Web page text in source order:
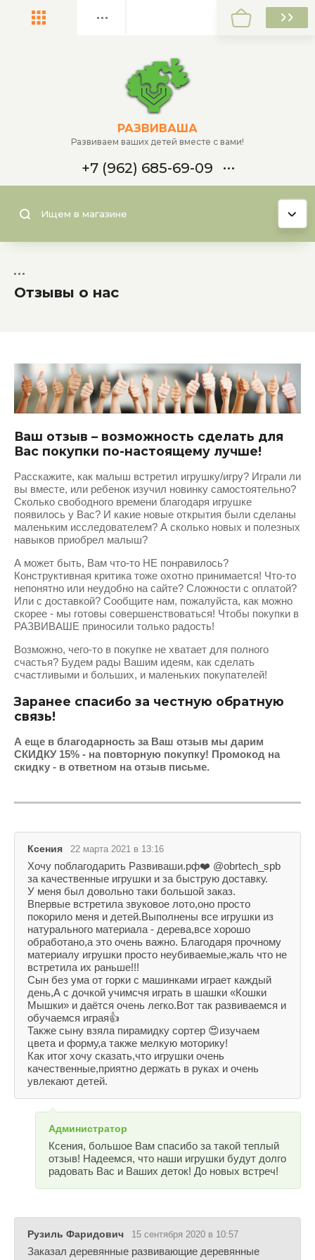
Назад
Сенсорные материалы
Умные панели
Классификаторы и сортеры
Шнуровки
Интошка
Развивающие пособия
Раннее развитие
Оплата
РАЗВИВАША
Развиваем ваших детей вместе с вами!
+7 (962) 685-69-09
+7 (962) 685-69-09
Цена (руб.):
Название:
Текст:
Выберите...
Производитель:
Результатов на странице:
20
Найти
Отзывы о нас
Ваш отзыв – возможность сделать для
Вас покупки по-настоящему лучше!
Расскажите, как малыш встретил игрушку/игру? Играли ли
вы вместе, или ребенок изучил новинку самостоятельно?
Сколько свободного времени благодаря игрушке
появилось у Вас? И какие новые открытия были сделаны
маленьким исследователем? А сколько новых и полезных
навыков приобрел малыш?
А может быть, Вам что-то НЕ понравилось?
Конструктивная критика тоже охотно принимается! Что-то
непонятно или неудобно на сайте? Сложности с оплатой?
Или с доставкой? Сообщите нам, пожалуйста, как можно
скорее - мы готовы совершенствоваться! Чтобы покупки в
РАЗВИВАШЕ приносили только радость!
Возможно, чего-то в покупке не хватает для полного
счастья? Будем рады Вашим идеям, как сделать
счастливыми и больших, и маленьких покупателей!
Заранее спасибо за честную обратную
связь!
А еще в благодарность за Ваш отзыв мы дарим
СКИДКУ 15% - на повторную покупку! Промокод на
скидку - в ответном на отзыв письме.
Ксения 22 марта 2021 в 13:16
Хочу поблагодарить Развиваши.рф❤️ @obrtech_spb
за качественные игрушки и за быструю доставку.
У меня был довольно таки большой заказ.
Впервые встретила звуковое лото,оно просто
покорило меня и детей.Выполнены все игрушки из
натурального материала - дерева,все хорошо
обработано,а это очень важно. Благодаря прочному
материалу игрушки просто неубиваемые,жаль что не
встретила их раньше!!!
Сын без ума от горки с машинками играет каждый
день,А с дочкой учимсчя играть в шашки «Кошки
Мышки» и даётся очень легко.Вот так развиваемся и
обучаемся играя👍
Также сыну взяла пирамидку сортер 😍изучаем
цвета и форму,а также мелкую моторику!
Как итог хочу сказать,что игрушки очень
качественные,приятно держать в руках и очень
увлекают детей.
Администратор
Ксения, большое Вам спасибо за такой теплый
отзыв! Надеемся, что наши игрушки будут долго
радовать Вас и Ваших деток! До новых встреч!
Рузиль Фаридович 15 сентября 2020 в 10:57
Заказал деревянные развивающие деревянные